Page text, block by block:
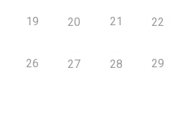
19 20 21 22
26 27 28 29